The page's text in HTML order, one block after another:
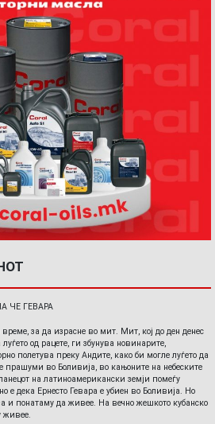
ЧЕ ГЕВАРА
време, за да израсне во мит. Мит, кој до ден денес
од рацете, ги збунува новинарите,
полетува преку Андите, како би могле луѓето да
прашуми во Боливија, во кањоните на небеските
на латиноамерикански земји помеѓу
е дека Ернесто Гевара е убиен во Боливија. Но
и понатаму да живее. На вечно жешкото кубанско
живее.